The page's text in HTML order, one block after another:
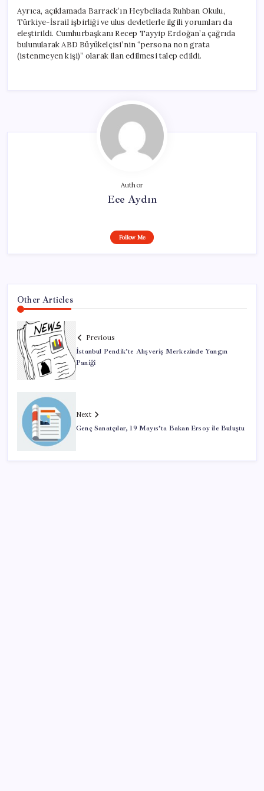
Ayrıca, açıklamada Barrack’ın Heybeliada Ruhban Okulu,
Türkiye-İsrail işbirliği ve ulus devletlerle ilgili yorumları da
eleştirildi. Cumhurbaşkanı Recep Tayyip Erdoğan’a çağrıda
bulunularak ABD Büyükelçisi’nin “persona non grata
(istenmeyen kişi)” olarak ilan edilmesi talep edildi.
Author
Ece Aydın
Follow Me
Other Articles
Previous
İstanbul Pendik’te Alışveriş Merkezinde Yangın
Paniği
Next
Genç Sanatçılar, 19 Mayıs’ta Bakan Ersoy ile Buluştu